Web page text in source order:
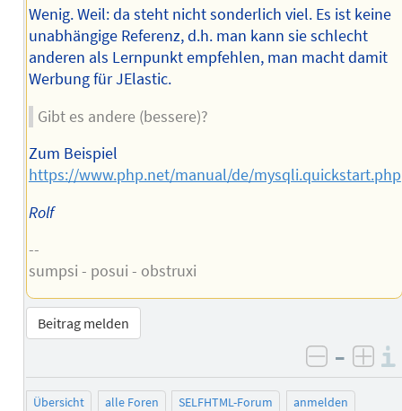
Wenig. Weil: da steht nicht sonderlich viel. Es ist keine
unabhängige Referenz, d.h. man kann sie schlecht
anderen als Lernpunkt empfehlen, man macht damit
Werbung für JElastic.
Gibt es andere (bessere)?
Zum Beispiel
https://www.php.net/manual/de/mysqli.quickstart.php
Rolf
--
sumpsi - posui - obstruxi
Beitrag melden
negativ
–
Übersicht alle Foren SELFHTML-Forum
anmelden